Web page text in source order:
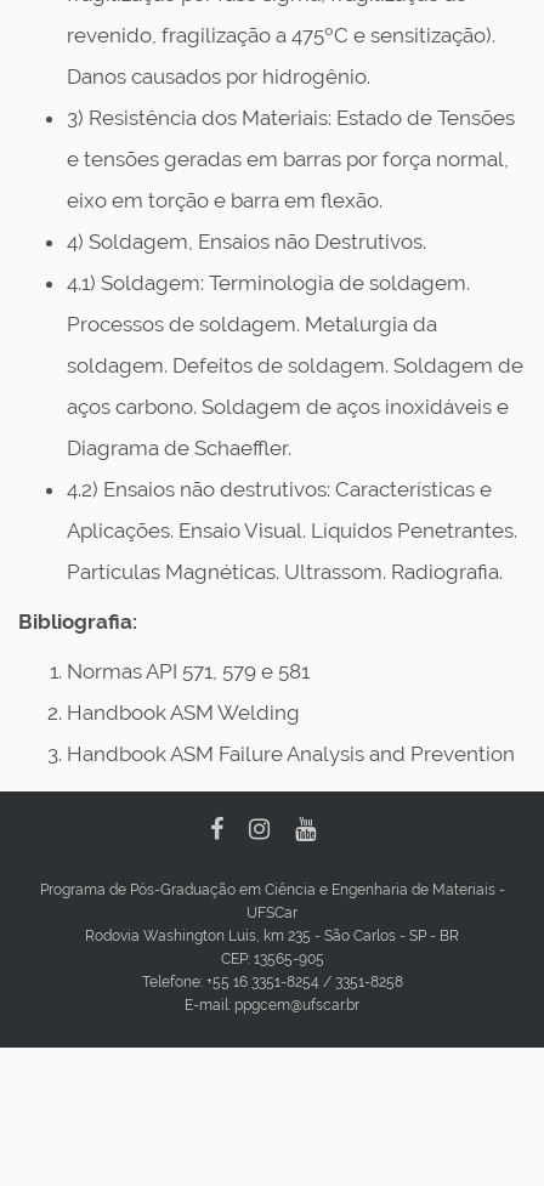
revenido, fragilização a 475ºC e sensitização).
Danos causados por hidrogênio.
3) Resistência dos Materiais: Estado de Tensões
e tensões geradas em barras por força normal,
eixo em torção e barra em flexão.
4) Soldagem, Ensaios não Destrutivos.
4.1) Soldagem: Terminologia de soldagem.
Processos de soldagem. Metalurgia da
soldagem. Defeitos de soldagem. Soldagem de
aços carbono. Soldagem de aços inoxidáveis e
Diagrama de Schaeffler.
4.2) Ensaios não destrutivos: Características e
Aplicações. Ensaio Visual. Líquidos Penetrantes.
Partículas Magnéticas. Ultrassom. Radiografia.
Bibliografia:
Normas API 571, 579 e 581
Handbook ASM Welding
Handbook ASM Failure Analysis and Prevention
Programa de Pós-Graduação em Ciência e Engenharia de Materiais -
UFSCar
Rodovia Washington Luis, km 235 - São Carlos - SP - BR
CEP: 13565-905
Telefone: +55 16 3351-8254 / 3351-8258
E-mail: ppgcem@ufscar.br